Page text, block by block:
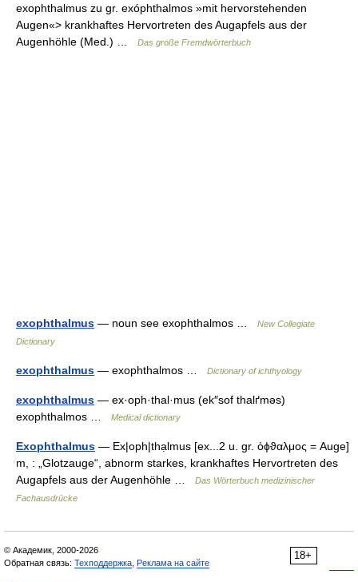
exophthalmus zu gr. exóphthalmos »mit hervorstehenden
Augen«> krankhaftes Hervortreten des Augapfels aus der
Augenhöhle (Med.) …
Das große Fremdwörterbuch
exophthalmus — noun see exophthalmos …
New Collegiate
Dictionary
exophthalmus — exophthalmos … Dictionary of ichthyology
exophthalmus — ex·oph·thal·mus (ek″sof thalґməs)
exophthalmos …
Medical dictionary
Exophthalmus — Ex|oph|thạlmus [ex...2 u. gr. ὀϕϑαλμος = Auge]
m, : „Glotzauge“, abnorm starkes, krankhaftes Hervortreten des
Augapfels aus der Augenhöhle …
Das Wörterbuch medizinischer
Fachausdrücke
18+
© Академик, 2000-2026
Обратная связь: Техподдержка Реклама на сайте